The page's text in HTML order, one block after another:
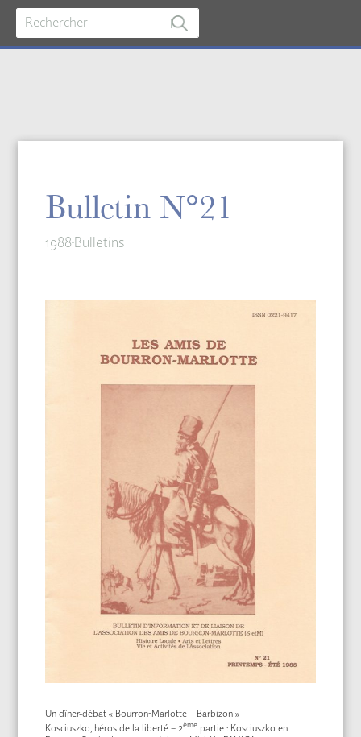
Bulletin N°21
1988Bulletins
Un dîner-débat « Bourron-Marlotte – Barbizon »
Kosciuszko, héros de la liberté – 2ème partie : Kosciuszko en